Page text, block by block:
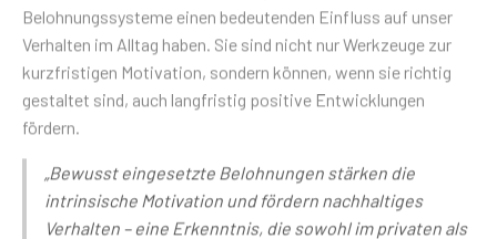
Belohnungssysteme einen bedeutenden Einfluss auf unser
Verhalten im Alltag haben. Sie sind nicht nur Werkzeuge zur
kurzfristigen Motivation, sondern können, wenn sie richtig
gestaltet sind, auch langfristig positive Entwicklungen
fördern.
„Bewusst eingesetzte Belohnungen stärken die
intrinsische Motivation und fördern nachhaltiges
Verhalten – eine Erkenntnis, die sowohl im privaten als